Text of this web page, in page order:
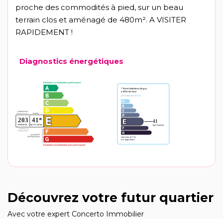
proche des commodités à pied, sur un beau
terrain clos et aménagé de 480m². A VISITER
RAPIDEMENT !
Diagnostics énergétiques
Découvrez votre futur quartier
Avec votre expert Concerto Immobilier